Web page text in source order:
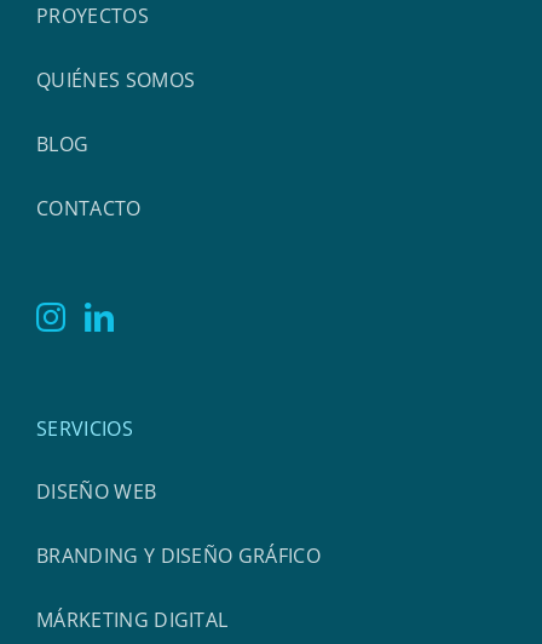
PROYECTOS
QUIÉNES SOMOS
BLOG
CONTACTO
SERVICIOS
DISEÑO WEB
BRANDING Y DISEÑO GRÁFICO
MÁRKETING DIGITAL